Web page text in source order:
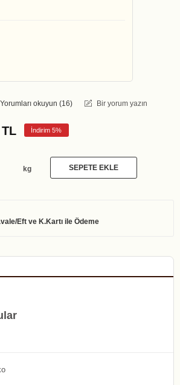
Yorumları okuyun (16) Bir yorum yazın
İndirim 5%
kg SEPETE EKLE